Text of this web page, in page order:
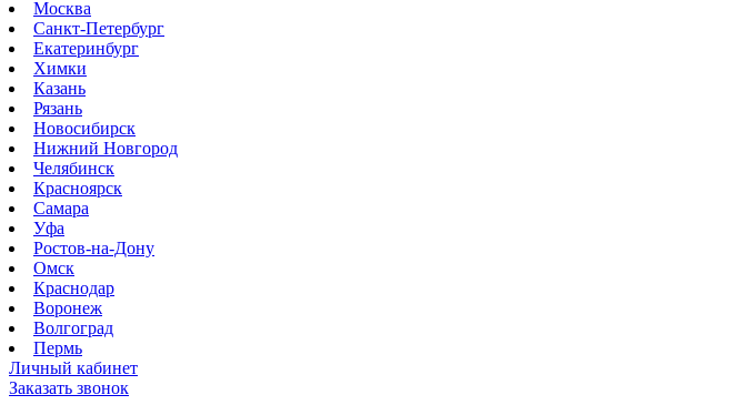
Москва
Санкт-Петербург
Екатеринбург
Химки
Казань
Рязань
Новосибирск
Нижний Новгород
Челябинск
Красноярск
Самара
Уфа
Ростов-на-Дону
Омск
Краснодар
Воронеж
Волгоград
Пермь
Личный кабинет
Заказать звонок